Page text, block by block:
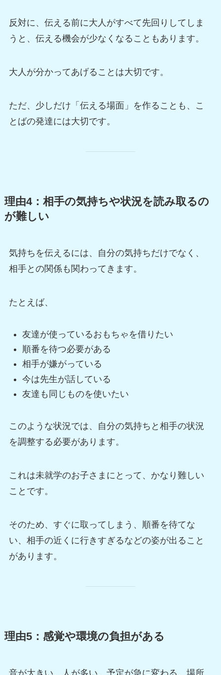
反対に、伝える前に大人がすべて先回りしてしま
うと、伝える機会が少なくなることもあります。
大人が分かってあげることは大切です。
ただ、少しだけ「伝える場面」を作ることも、こ
とばの発達には大切です。
理由4：相手の気持ちや状況を読み取るの
が難しい
気持ちを伝えるには、自分の気持ちだけでなく、
相手との関係も関わってきます。
たとえば、
友達が使っているおもちゃを借りたい
順番を待つ必要がある
相手が嫌がっている
今は先生が話している
友達も同じものを使いたい
このような状況では、自分の気持ちと相手の状況
を調整する必要があります。
これは未就学のお子さまにとって、かなり難しい
ことです。
そのため、すぐに取ってしまう、順番を待てな
い、相手の近くに行きすぎるなどの姿が出ること
があります。
理由5：感覚や環境の負担がある
音が大きい、人が多い、予定が急に変わる、場所